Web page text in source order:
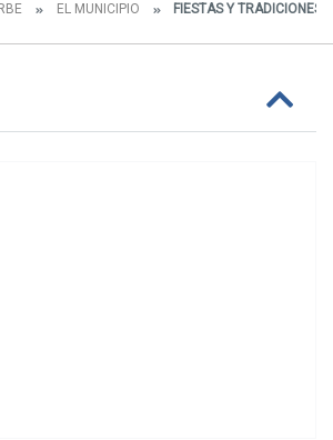
EL MUNICIPIO FIESTAS Y TRADICIONES